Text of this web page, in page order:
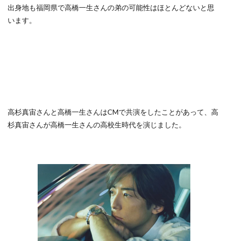
出身地も福岡県で高橋一生さんの弟の可能性はほとんどないと思
います。
高杉真宙さんと高橋一生さんはCMで共演をしたことがあって、高
杉真宙さんが高橋一生さんの高校生時代を演じました。